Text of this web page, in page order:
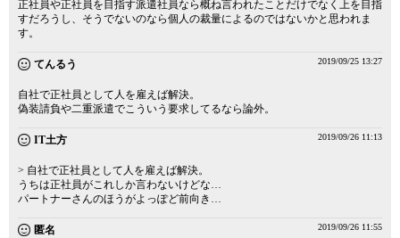
正社員や正社員を目指す派遣社員なら概ね言われたことだけでなく上を目指
すだろうし、そうでないのなら個人の裁量によるのではないかと思われま
す。
てんるう 2019/09/25 13:27
自社で正社員として人を雇えば解決。
偽装請負や二重派遣でこういう要求してるなら論外。
IT土方 2019/09/26 11:13
> 自社で正社員として人を雇えば解決。
うちは正社員がこれしか言わないけどな…
パートナーさんのほうがよっぽど前向き…
匿名 2019/09/26 11:55